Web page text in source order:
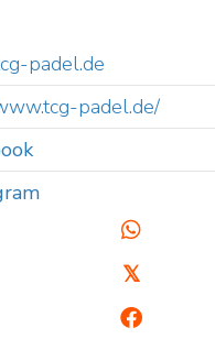
padel.de
padel.de/
𝕏